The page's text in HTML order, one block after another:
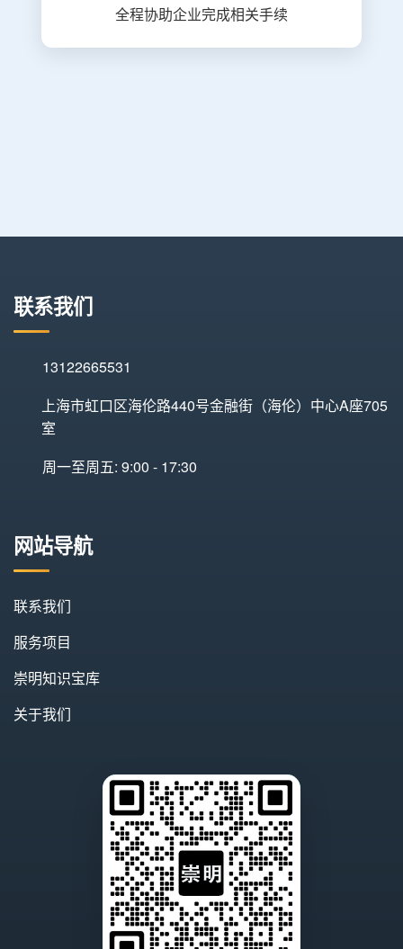
全程协助企业完成相关手续
联系我们
13122665531
上海市虹口区海伦路440号金融街（海伦）中心A座705
室
周一至周五: 9:00 - 17:30
网站导航
联系我们
服务项目
崇明知识宝库
关于我们